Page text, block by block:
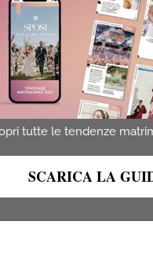
tutte le tendenze
SCARICA LA